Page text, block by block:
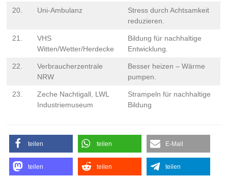
20. Uni-Ambulanz
Stress durch Achtsamkeit
reduzieren.
21.
VHS
Witten/Wetter/Herdecke
Bildung für nachhaltige
Entwicklung.
22.
Verbraucherzentrale
NRW
Besser heizen – Wärme
pumpen.
23.
Zeche Nachtigall, LWL
Industriemuseum
Strampeln für nachhaltige
Bildung
teilen teilen E-Mail
teilen teilen teilen